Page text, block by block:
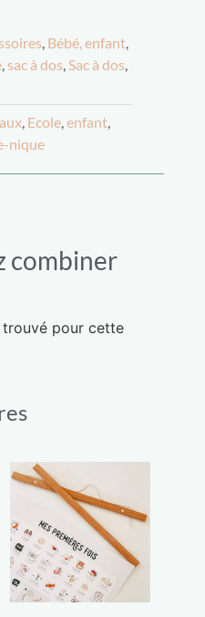
, Bébé, enfant,
, sac à dos,Sac à dos,
, Ecole,enfant,
nique
combiner
trouvé pour cette